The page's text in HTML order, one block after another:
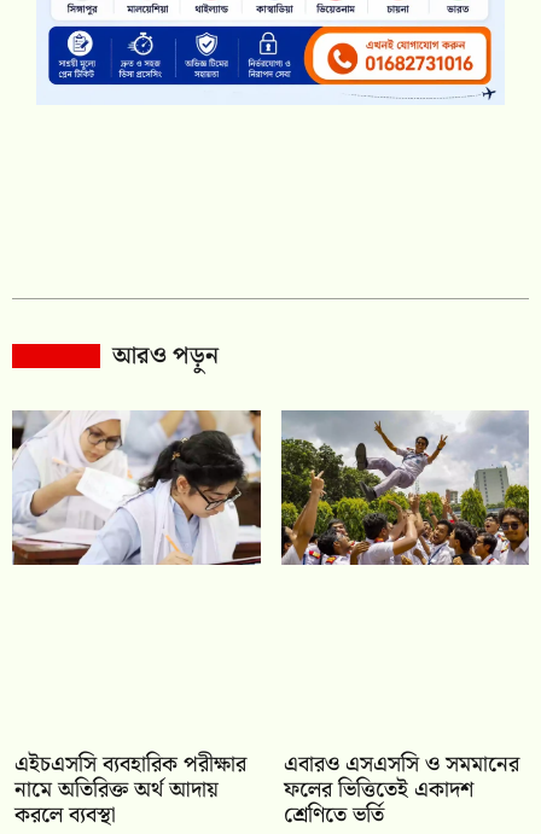
আরও পড়ুন
এইচএসসি ব্যবহারিক পরীক্ষার
নামে অতিরিক্ত অর্থ আদায়
করলে ব্যবস্থা
‎এবারও এসএসসি ও সমমানের
ফলের ভিত্তিতেই একাদশ
শ্রেণিতে ভর্তি